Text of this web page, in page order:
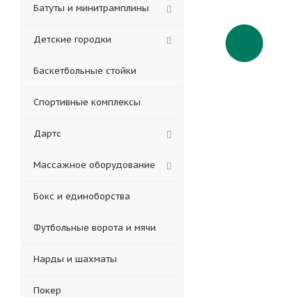
Батуты и минитрамплины
Детские городки
Баскетбольные стойки
Спортивные комплексы
Дартс
Массажное оборудование
Бокс и единоборства
Футбольные ворота и мячи
Нарды и шахматы
Покер